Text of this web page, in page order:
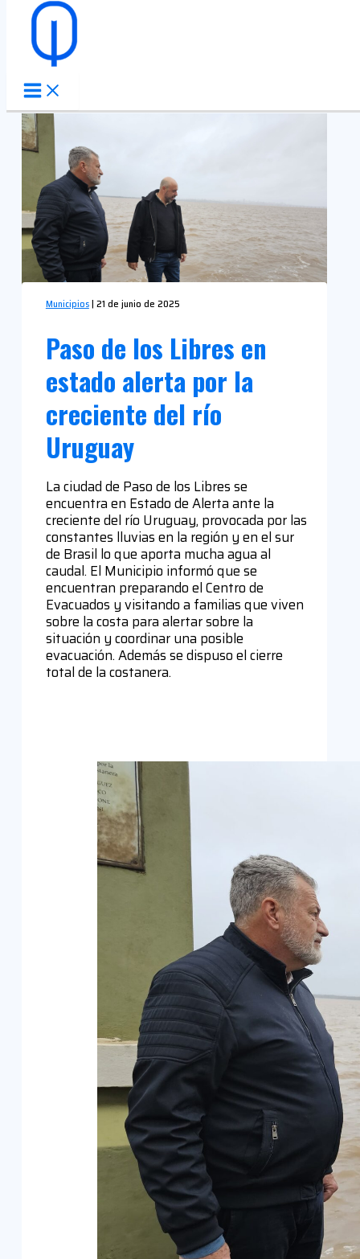
Ir al contenido
Municipios| 21 de junio de 2025
Paso de los Libres en
estado alerta por la
creciente del río
Uruguay
La ciudad de Paso de los Libres se
encuentra en Estado de Alerta ante la
creciente del río Uruguay, provocada por las
constantes lluvias en la región y en el sur
de Brasil lo que aporta mucha agua al
caudal. El Municipio informó que se
encuentran preparando el Centro de
Evacuados y visitando a familias que viven
sobre la costa para alertar sobre la
situación y coordinar una posible
evacuación. Además se dispuso el cierre
total de la costanera.